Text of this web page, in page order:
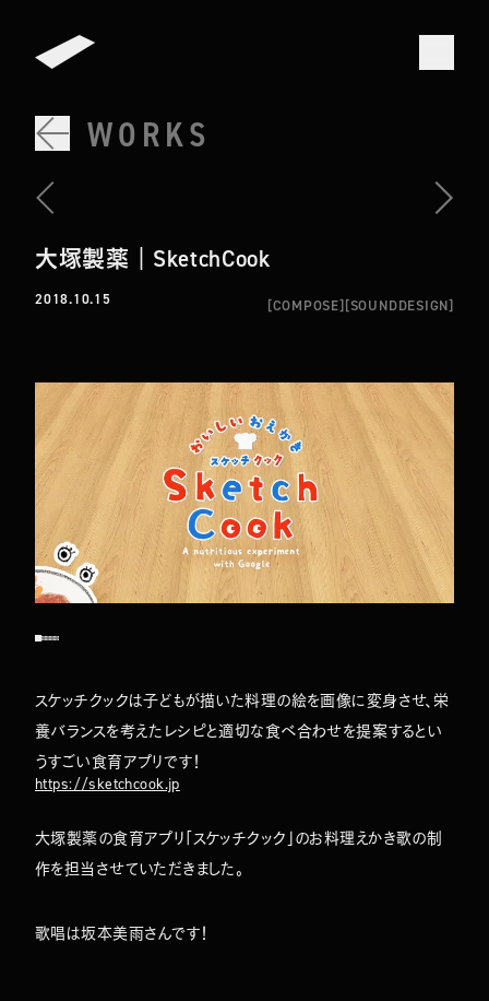
TOP
WORKS
COMPANY
NEWS
MEMBERS
WORKS
大塚製薬｜SketchCook
2018.10.15 [COMPOSE][SOUNDDESIGN]
スケッチクックは子どもが描いた料理の絵を画像に変身させ、栄
養バランスを考えたレシピと適切な食べ合わせを提案するとい
うすごい食育アプリです！
https://sketchcook.jp
大塚製薬の食育アプリ「スケッチクック」のお料理えかき歌の制
作を担当させていただきました。
歌唱は坂本美雨さんです！